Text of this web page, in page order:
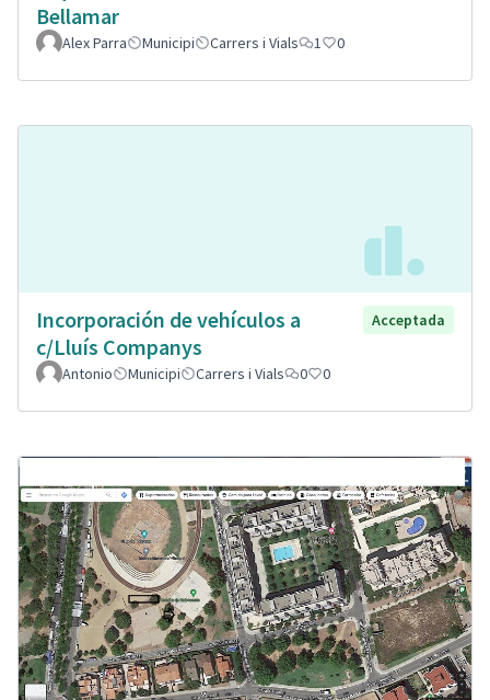
Bellamar
Alex Parra Municipi Carrers i Vials 1 0
Incorporación de vehículos a
c/Lluís Companys
Acceptada
Antonio Municipi Carrers i Vials 0 0